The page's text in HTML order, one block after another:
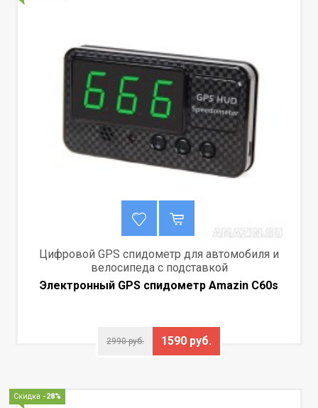
Цифровой GPS спидометр для автомобиля и
велосипеда с подставкой
Электронный GPS спидометр Amazin C60s
2990 руб. 1590 руб.
Скидка -28%